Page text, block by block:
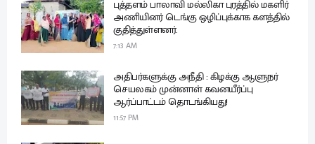
புத்தளம் பாலாவி மல்லிகா புரத்தில் மகளிர்
அணியினர் டெங்கு ஒழிப்புக்காக களத்தில்
குதித்துள்ளனர்.
7:13 AM
அதிபர்களுக்கு அநீதி : கிழக்கு ஆளுநர்
செயலகம் முன்னாள் கவனயீர்ப்பு
ஆர்ப்பாட்டம் தொடங்கியது!
11:57 PM